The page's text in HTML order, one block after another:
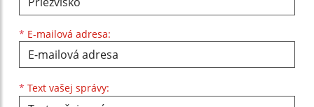
* E-mailová adresa:
* Text vašej správy: